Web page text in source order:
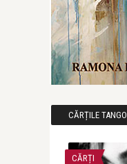
CĂRȚILE TANGO
CĂRȚI